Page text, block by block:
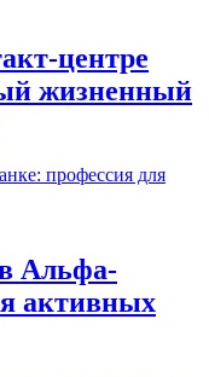
центре
жизненный
Альфа-
активных